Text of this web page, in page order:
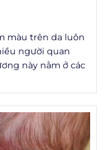
màu trên da luôn
người quan
này nằm ở các